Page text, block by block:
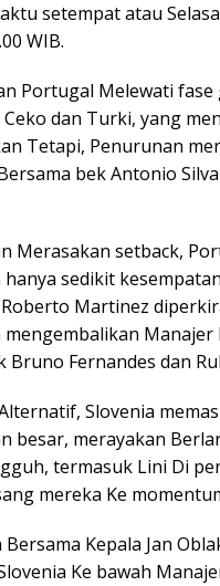
setempat atau
WIB.
Portugal Melewati
Ceko dan Turki, yang
Tetapi, Penurunan
bek Antonio
Merasakan setback,
hanya sedikit
Martinez
mengembalikan
Bruno Fernandes dan
Slovenia
besar, merayakan
termasuk Lini Di
mereka Ke
Kepala Jan
Ke bawah